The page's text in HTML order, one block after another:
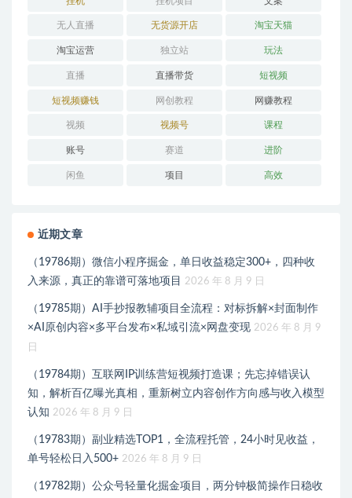
无人直播 无货源开店 淘宝天猫
淘宝运营 独立站 玩法
直播 直播带货 短视频
短视频赚钱 网创教程 网赚教程
视频 视频号 课程
账号 赛道 进阶
闲鱼 项目 高效
近期文章
（19786期）微信小程序掘金，单日收益稳定300+，四种收
入来源，真正的靠谱可落地项目
2026 年 8 月 9 日
（19785期）AI手抄报教辅项目全流程：对标拆解×封面制作
×AI原创内容×多平台发布×私域引流×网盘变现 2026 年 8 月 9
日
（19784期）互联网IP训练营短视频打造课；先忘掉错误认
知，解析百亿曝光真相，重新树立内容创作方向感与收入模型
认知 2026 年 8 月 9 日
（19783期）副业精选TOP1，全流程托管，24小时见收益，
单号轻松日入500+ 2026 年 8 月 9 日
（19782期）公众号轻量化掘金项目，两分钟极简操作日稳收